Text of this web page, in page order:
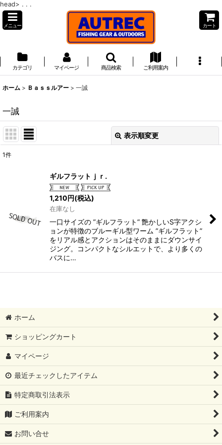
head> . . .
メニュー カート
カテゴリ マイページ 商品検索 ご利用案内
ホーム > Ｂａｓｓルアー > 一誠
一誠
表示順変更
絞り込む
1件
ギルフラットｊｒ.
1,210円(税込)
在庫なし
一口サイズの ”ギルフラット” 艶かしいS字アクシ
ョンが特徴のブルーギル型ワーム ”ギルフラット”
をリアル感とアクションはそのままにダウンサイ
ジング。コンパクトなシルエットで、より多くの
バスに…
ホーム
ショッピングカート
マイページ
最近チェックしたアイテム
特定商取引法表示
ご利用案内
お問い合せ